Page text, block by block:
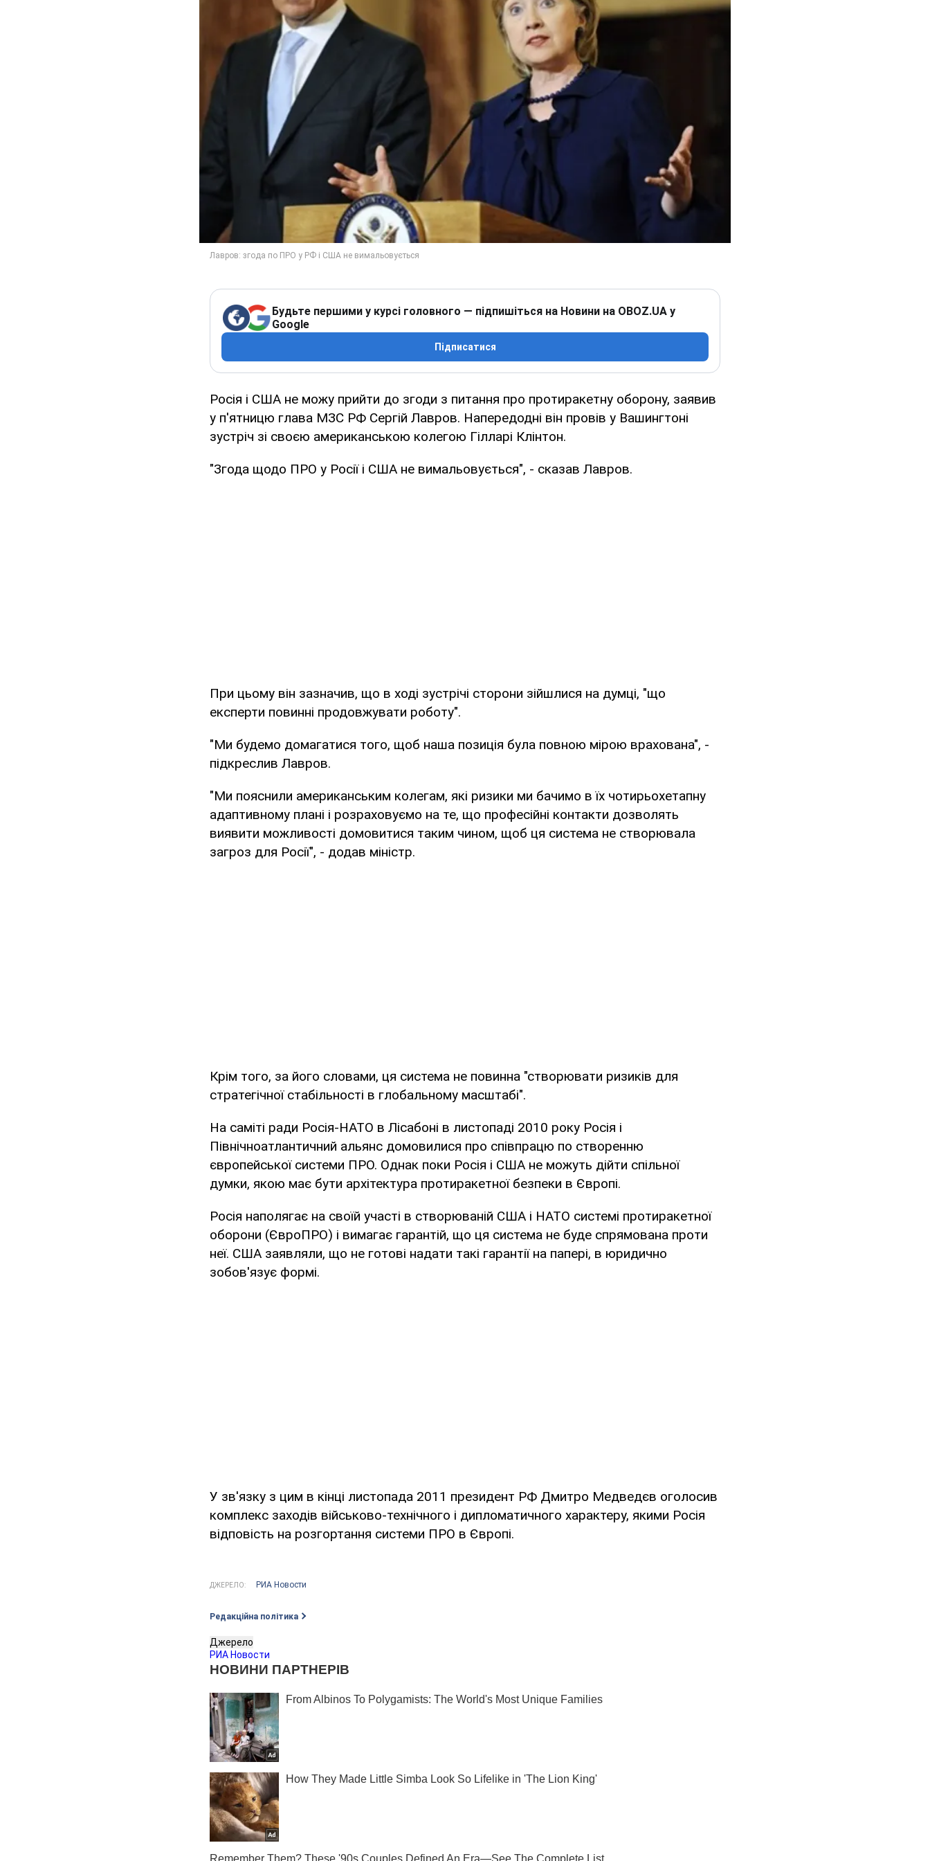
Будьте першими у курсі головного — підпишіться на Новини на OBOZ.UA у
Google
Підписатися
Росія і США не можу прийти до згоди з питання про протиракетну оборону, заявив
у п'ятницю глава МЗС РФ Сергій Лавров. Напередодні він провів у Вашингтоні
зустріч зі своєю американською колегою Гілларі Клінтон.
"Згода щодо ПРО у Росії і США не вимальовується", - сказав Лавров.
При цьому він зазначив, що в ході зустрічі сторони зійшлися на думці, "що
експерти повинні продовжувати роботу".
"Ми будемо домагатися того, щоб наша позиція була повною мірою врахована", -
підкреслив Лавров.
"Ми пояснили американським колегам, які ризики ми бачимо в їх чотирьохетапну
адаптивному плані і розраховуємо на те, що професійні контакти дозволять
виявити можливості домовитися таким чином, щоб ця система не створювала
загроз для Росії", - додав міністр.
Крім того, за його словами, ця система не повинна "створювати ризиків для
стратегічної стабільності в глобальному масштабі".
На саміті ради Росія-НАТО в Лісабоні в листопаді 2010 року Росія і
Північноатлантичний альянс домовилися про співпрацю по створенню
європейської системи ПРО. Однак поки Росія і США не можуть дійти спільної
думки, якою має бути архітектура протиракетної безпеки в Європі.
Росія наполягає на своїй участі в створюваній США і НАТО системі протиракетної
оборони (ЄвроПРО) і вимагає гарантій, що ця система не буде спрямована проти
неї. США заявляли, що не готові надати такі гарантії на папері, в юридично
зобов'язує формі.
У зв'язку з цим в кінці листопада 2011 президент РФ Дмитро Медведєв оголосив
комплекс заходів військово-технічного і дипломатичного характеру, якими Росія
відповість на розгортання системи ПРО в Європі.
ДЖЕРЕЛО: РИА Новости
Редакційна політика
Джерело
РИА Новости